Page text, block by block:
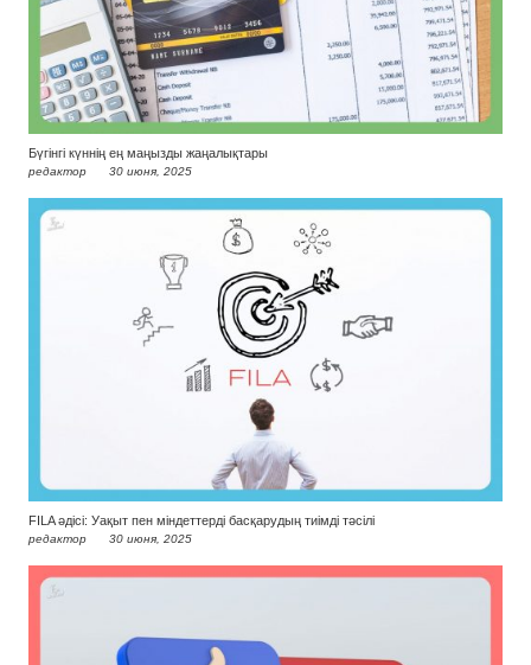
Бүгінгі күннің ең маңызды жаңалықтары
редактор 30 июня, 2025
FILA әдісі: Уақыт пен міндеттерді басқарудың тиімді тәсілі
редактор 30 июня, 2025